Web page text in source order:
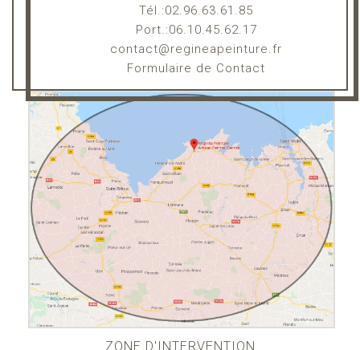
Tél.:02.96.63.61.85
Port.:06.10.45.62.17
contact@regineapeinture.fr
Formulaire de Contact
ZONE D'INTERVENTION